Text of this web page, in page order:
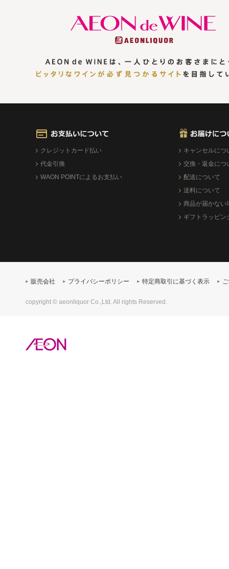
クレジットカード払い
代金引換
WAON POINTによるお支払い
キャンセルにつ
交換・返金につ
配送について
送料について
商品が届かない
ギフトラッピン
販売会社 プライバシーポリシー 特定商取引に基づく表示
copyright © aeonliquor Co.,Ltd. All rights Reserved.